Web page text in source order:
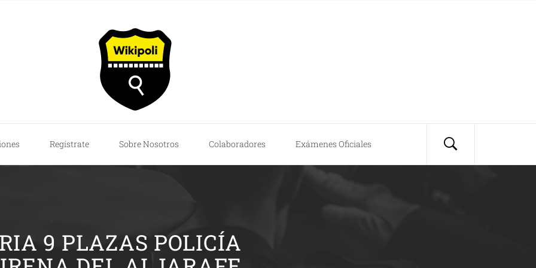
Regístrate Sobre Nosotros Colaboradores Exámenes Oficiales
9 PLAZAS POLICÍA